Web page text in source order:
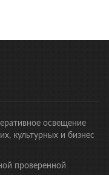
освещение
культурных и бизнес
проверенной